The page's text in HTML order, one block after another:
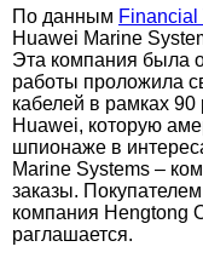
По данным Financial
Huawei Marine
Эта компания была
работы проложила
кабелей в рамках
Huawei, которую
шпионаже в
Marine Systems –
заказы.
компания Hengtong
раглашается.